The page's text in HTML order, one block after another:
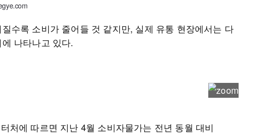
수록 소비가 줄어들 것 같지만, 실제 유통 현장에서는 다
나타나고 있다.
처에 따르면 지난 4월 소비자물가는 전년 동월 대비